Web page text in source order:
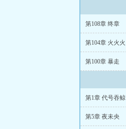
第108章 终章
第104章 火火火
第100章 暴走
第1章 代号吞鲸
第5章 夜未央